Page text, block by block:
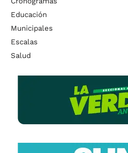
Educación
Municipales
Escalas
Salud